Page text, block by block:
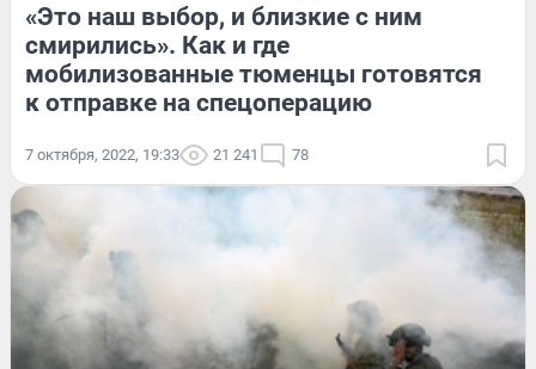
«Это наш выбор, и близкие с ним
смирились». Как и где
мобилизованные тюменцы готовятся
к отправке на спецоперацию
7 октября, 2022, 19:33 21 241 78